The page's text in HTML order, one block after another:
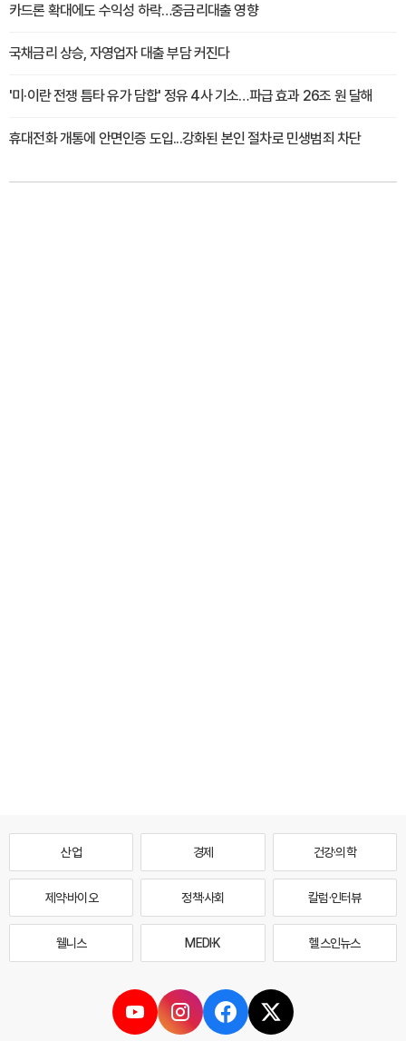
카드론 확대에도 수익성 하락…중금리대출 영향
국채금리 상승, 자영업자 대출 부담 커진다
'미·이란 전쟁 틈타 유가 담합' 정유 4사 기소…파급 효과 26조 원 달해
휴대전화 개통에 안면인증 도입...강화된 본인 절차로 민생범죄 차단
산업 경제 건강·의학
제약·바이오 정책·사회 칼럼·인터뷰
웰니스 MEDI·K 헬스인뉴스